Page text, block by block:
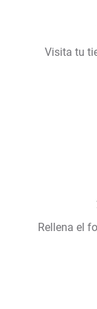
Visita tu
Rellena el